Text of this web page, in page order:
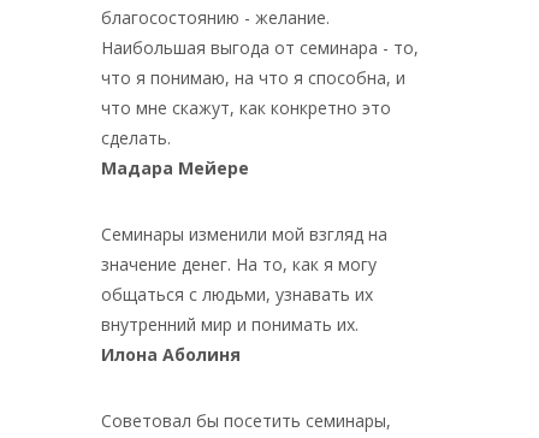
благосостоянию - желание.
Наибольшая выгода от семинара - то,
что я понимаю, на что я способна, и
что мне скажут, как конкретно это
сделать.
Мадара Мейере
Семинары изменили мой взгляд на
значение денег. На то, как я могу
общаться с людьми, узнавать их
внутренний мир и понимать их.
Илона Аболиня
Советовал бы посетить семинары,